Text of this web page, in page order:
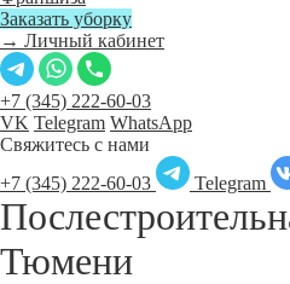
Заказать уборку
→ Личный кабинет
+7 (345) 222-60-03
VK Telegram WhatsApp
Свяжитесь с нами
+7 (345) 222-60-03
Telegram
Тюмени